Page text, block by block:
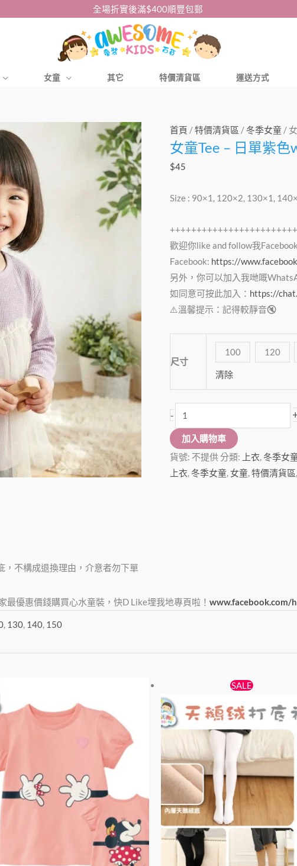
全場折實後滿$400順豐包郵
女童 其它 特價清貨區 運送方式
首頁 /特價清貨區 / 冬季女童 /
女童Tee – 日單紫色
$45
Size : 90×1, 120×2, 130×1,
歡迎你like and follow我
Facebook: https://
另外，你可以加入我哋嘅
如同意可按此加入： https://
⚠️溫馨提示：記得較靜音🔇
尺寸
100 120
清除
-
女
童
Tee
日
紫
色
waffle
長
䄂
Tee
量
加入購物車
貨號: 不提供分類: 上衣 冬季女
上衣 冬季女童 女童 特價清貨區
，不構成退換理由，介意者勿下單
最優惠價錢購買心水童裝，快D Like埋我地專頁啦！ www.facebook.com/
, 130, 140, 150
品
種
款
式。
在
產
品
SALE
價
格：
$38。
目
價
格：
$25。
款